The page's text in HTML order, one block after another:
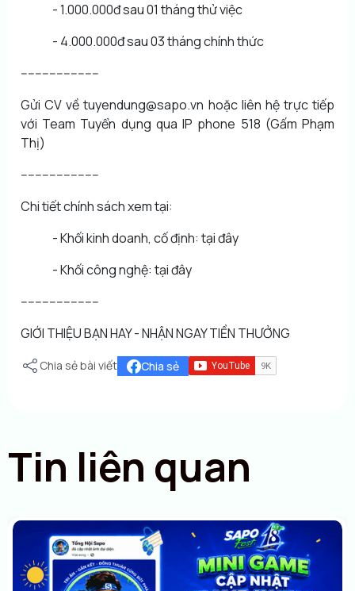
- 1.000.000đ sau 01 tháng thử việc
- 4.000.000đ sau 03 tháng chính thức
----------------------
Gửi CV về tuyendung@sapo.vn hoặc liên hệ trực tiếp
với Team Tuyển dụng qua IP phone 518 (Gấm Phạm
Thị)
----------------------
Chi tiết chính sách xem tại:
- Khối kinh doanh, cố định: tại đây
- Khối công nghệ: tại đây
----------------------
GIỚI THIỆU BẠN HAY - NHẬN NGAY TIỀN THƯỞNG
Chia sẻ bài viết Chia sẻ
Tin liên quan